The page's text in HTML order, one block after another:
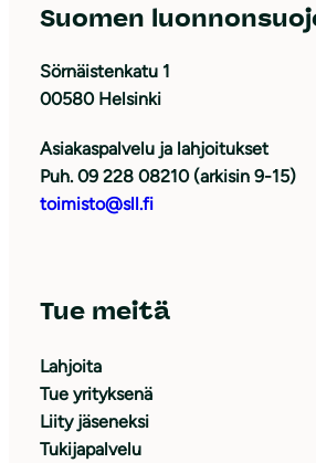
Suomen
Sörnäistenkatu 1
00580 Helsinki
Asiakaspalvelu ja lahjoitukset
Puh. 09 228 08210 (arkisin 9-15)
toimisto@sll.fi
Tue meitä
Lahjoita
Tue yrityksenä
Liity jäseneksi
Tukijapalvelu